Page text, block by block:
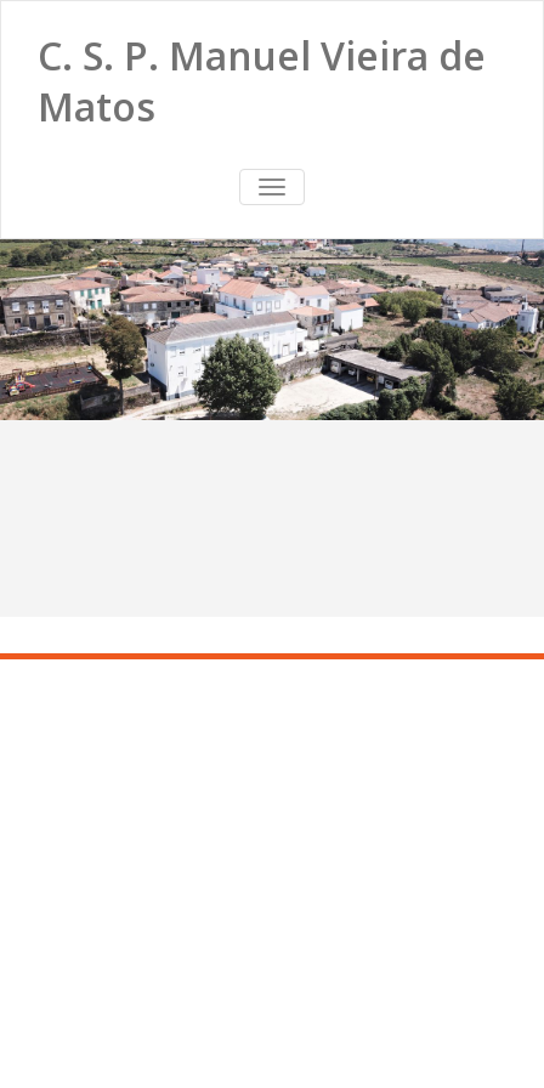
C. S. P. Manuel Vieira de
Matos
TOGGLE
NAVIGATION